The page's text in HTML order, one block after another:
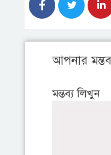
আপনার
মন্তব্য লিখুন